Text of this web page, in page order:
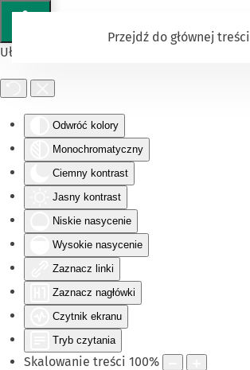
Ułatwienia dostępu
Odwróć kolory
Monochromatyczny
Ciemny kontrast
Jasny kontrast
Niskie nasycenie
Wysokie nasycenie
Zaznacz linki
Zaznacz nagłówki
Czytnik ekranu
Tryb czytania
Skalowanie treści 100%
Przejdź do głównej treści